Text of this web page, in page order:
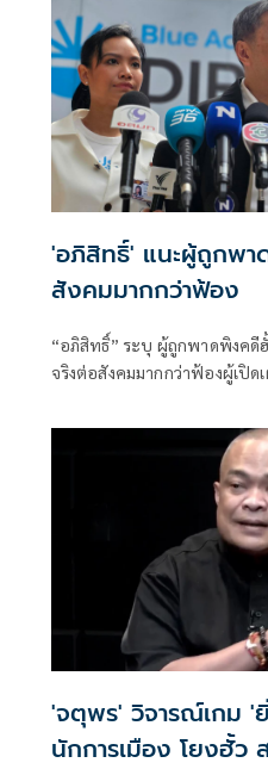
'อภิสิทธิ์' แนะผู้ถูกพ
สังคมมากกว่าฟ้อง
“อภิสิทธิ์” ระบุ ผู้ถูกพาดพิงคดี
จริงต่อสังคมมากกว่าฟ้องผู้เปิ
'จตุพร' วิจารณ์เกม '
นักการเมือง โยงฮั้ว